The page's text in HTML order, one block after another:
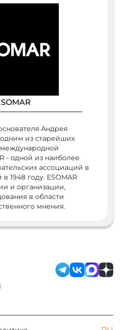
Андрея
из старейших
- одной из наиболее
ассоциаций в
1948 году. ESOMAR
и организации,
в области
мнения.